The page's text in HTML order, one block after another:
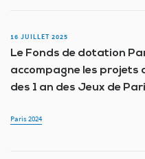
16 JUILLET 2025
Le Fonds de dotation
accompagne les projets
des 1 an des Jeux de
Paris 2024